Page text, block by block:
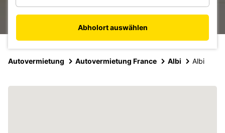
Abholort auswählen
Autovermietung Autovermietung France Albi Albi